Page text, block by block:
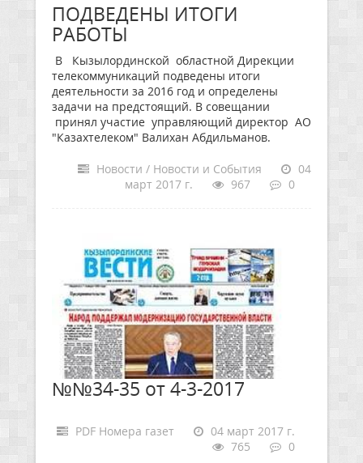
ПОДВЕДЕНЫ ИТОГИ
РАБОТЫ
В Кызылординской областной Дирекции
телекоммуникаций подведены итоги
деятельности за 2016 год и определены
задачи на предстоящий. В совещании
принял участие управляющий директор АО
"Казахтелеком" Валихан Абдильманов.
Новости / Новости и События
04
март 2017 г.
967 0
№№34-35 от 4-3-2017
PDF Номера газет
04 март 2017 г.
765
0